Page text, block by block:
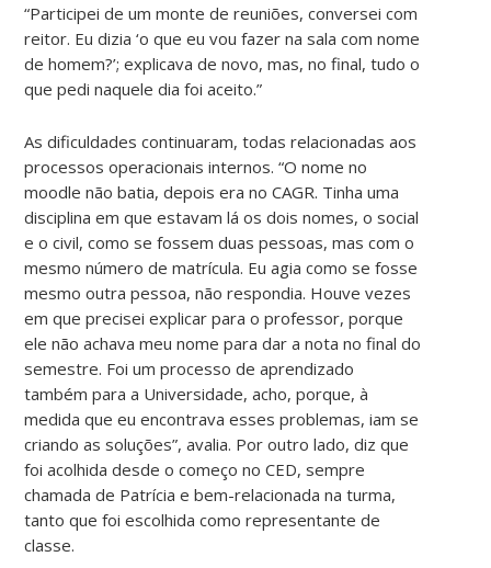
“Participei de um monte de reuniões, conversei com
reitor. Eu dizia ‘o que eu vou fazer na sala com nome
de homem?’; explicava de novo, mas, no final, tudo o
que pedi naquele dia foi aceito.”
As dificuldades continuaram, todas relacionadas aos
processos operacionais internos. “O nome no
moodle não batia, depois era no CAGR. Tinha uma
disciplina em que estavam lá os dois nomes, o social
e o civil, como se fossem duas pessoas, mas com o
mesmo número de matrícula. Eu agia como se fosse
mesmo outra pessoa, não respondia. Houve vezes
em que precisei explicar para o professor, porque
ele não achava meu nome para dar a nota no final do
semestre. Foi um processo de aprendizado
também para a Universidade, acho, porque, à
medida que eu encontrava esses problemas, iam se
criando as soluções”, avalia. Por outro lado, diz que
foi acolhida desde o começo no CED, sempre
chamada de Patrícia e bem-relacionada na turma,
tanto que foi escolhida como representante de
classe.